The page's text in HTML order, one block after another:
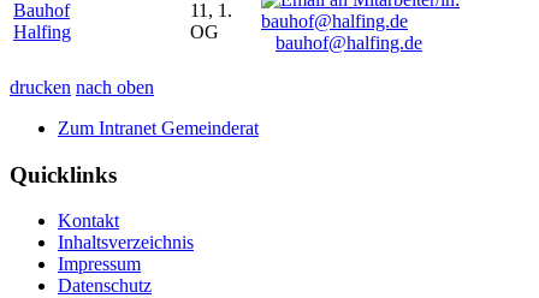
Bauhof
Halfing
11, 1.
OG
bauhof@halfing.de
drucken nach oben
Zum Intranet Gemeinderat
Quicklinks
Kontakt
Inhaltsverzeichnis
Impressum
Datenschutz